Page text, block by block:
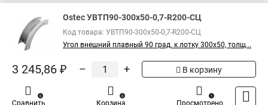
Ostec УВТП90-300х50-0,7-R200-СЦ
Код товара: УВТП90-300х50-0,7-R200-СЦ
Угол внешний плавный 90 град. к лотку 300х50, толщ...
3 245,86 ₽ – + В корзину
Сравнить
0
Корзина
0
Просмотрено
1